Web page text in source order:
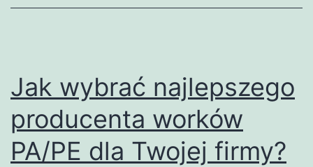
Jak wybrać najlepszego
producenta worków
PA/PE dla Twojej firmy?